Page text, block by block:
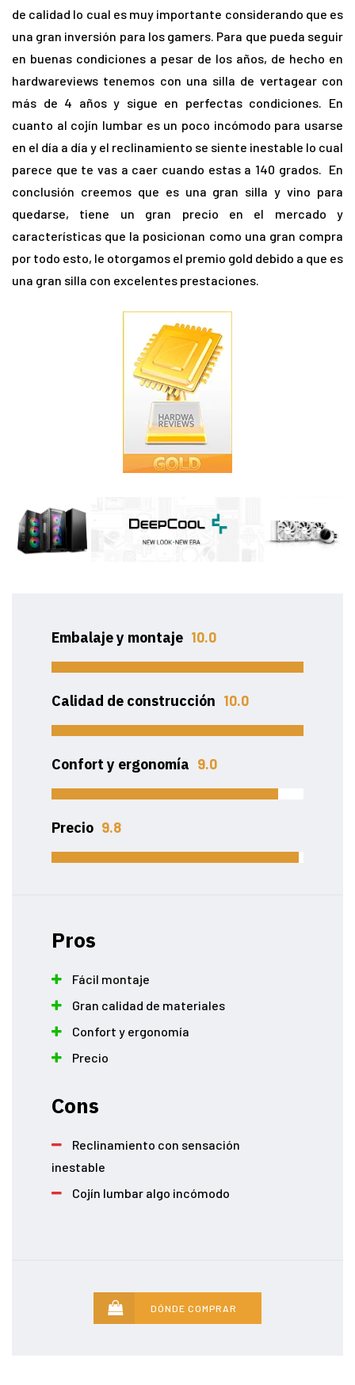
de calidad lo cual es muy importante considerando que es
una gran inversión para los gamers. Para que pueda seguir
en buenas condiciones a pesar de los años, de hecho en
hardwareviews tenemos con una silla de vertagear con
más de 4 años y sigue en perfectas condiciones. En
cuanto al cojín lumbar es un poco incómodo para usarse
en el día a día y el reclinamiento se siente inestable lo cual
parece que te vas a caer cuando estas a 140 grados. En
conclusión creemos que es una gran silla y vino para
quedarse, tiene un gran precio en el mercado y
características que la posicionan como una gran compra
por todo esto, le otorgamos el premio gold debido a que es
una gran silla con excelentes prestaciones.
Embalaje y montaje 10.0
Calidad de construcción 10.0
Confort y ergonomía 9.0
Precio 9.8
Pros
Fácil montaje
Gran calidad de materiales
Confort y ergonomía
Precio
Cons
Reclinamiento con sensación
inestable
Cojín lumbar algo incómodo
DÓNDE COMPRAR